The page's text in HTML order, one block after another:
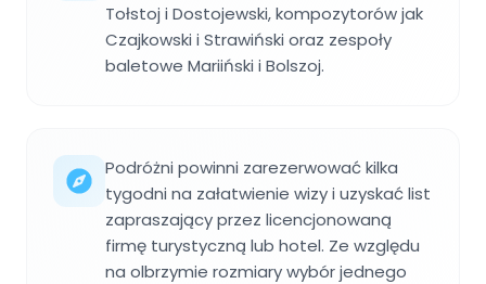
Tołstoj i Dostojewski, kompozytorów jak
Czajkowski i Strawiński oraz zespoły
baletowe Mariiński i Bolszoj.
Podróżni powinni zarezerwować kilka
tygodni na załatwienie wizy i uzyskać list
zapraszający przez licencjonowaną
firmę turystyczną lub hotel. Ze względu
na olbrzymie rozmiary wybór jednego